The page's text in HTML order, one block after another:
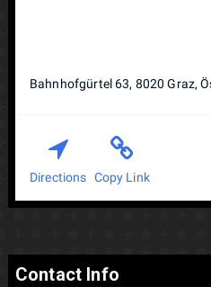
Bahnhofgürtel 63, 8020 Graz,
Directions Copy Link
Contact Info